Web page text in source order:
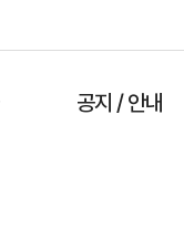
공지 / 안내